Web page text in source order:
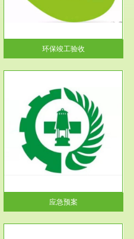
环保竣工验收
应急预案